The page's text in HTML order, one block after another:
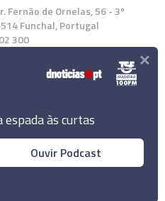
Fernão de Ornelas, 56 - 3º
Funchal, Portugal
300
nossa App
de Notícias, Lda.
reservados.
espada às curtas
Ouvir Podcast
×